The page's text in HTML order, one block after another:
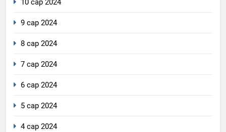
10 сар 2024
9 сар 2024
8 сар 2024
7 сар 2024
6 сар 2024
5 сар 2024
4 сар 2024